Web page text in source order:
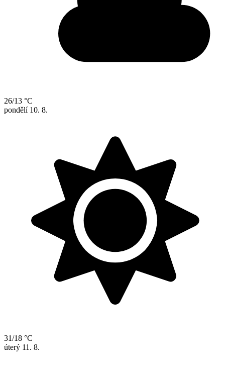
26/13 °C
pondělí 10. 8.
31/18 °C
úterý 11. 8.